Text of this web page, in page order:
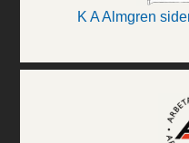
K A Almgren